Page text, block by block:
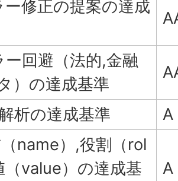
修正の提案の達成
回避（法的,金融
）の達成基準
析の達成基準
A
name）,役割（rol
（value）の達成基
A